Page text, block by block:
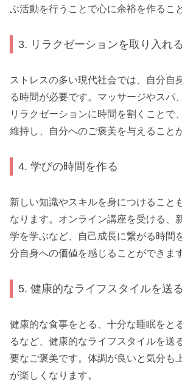
ぶ活動を行うことで心に余裕を作るこ
3. リラクゼーションを取り入れる
ストレスの多い現代社会では、自分自
る時間が必要です。マッサージやスパ
リラクゼーションに時間を割くことで
維持し、自分へのご褒美を与えること
4. 学びの時間を作る
新しい知識やスキルを身につけること
なります。オンライン講座を受ける、
学を学ぶなど、自己成長に繋がる時間
分自身への価値を感じることができます
5. 健康的なライフスタイルを送る
健康的な食事をとる、十分な睡眠をと
るなど、健康的なライフスタイルを送
要なご褒美です。体調が良いと気分も
が楽しくなります。